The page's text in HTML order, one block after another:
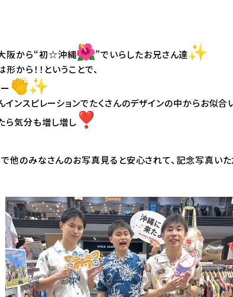
阪から“初☆沖縄
”でいらしたお兄さん達
から！！ということで、
インスピレーションでたくさんのデザインの中からお似合
ら気分も増し増し
他のみなさんのお写真見ると安心されて、 記念写真いた